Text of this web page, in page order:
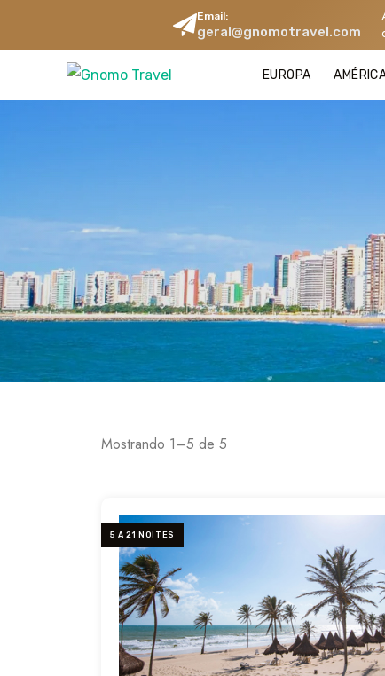
Email:
geral@gnomotravel.com
EUROPA
Mostrando 1–5 de 5
5 A 21 NOITES